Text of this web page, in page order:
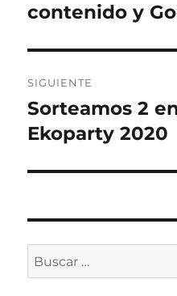
T
:
entradas
anterior:
contenido y
SIGUIENTE
Entrada
siguiente:
Sorteamos 2
Ekoparty 2020
Buscar
por: